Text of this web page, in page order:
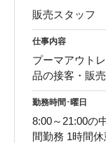
販売スタッフ
仕事内容
プーマアウト
品の接客・販
勤務時間･曜日
8:00～21:00の
間勤務 1時間